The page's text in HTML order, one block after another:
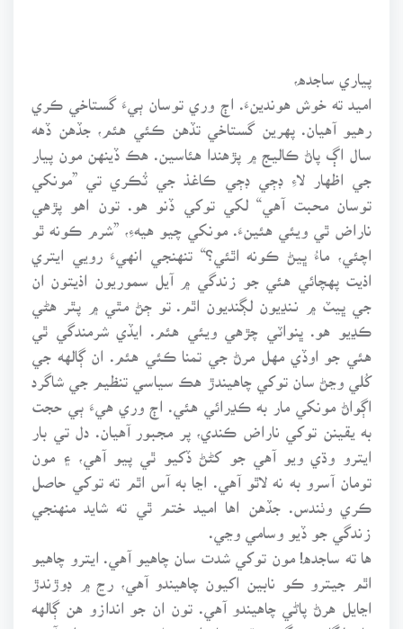
پياري ساجده،
اميد ته خوش هوندينءَ. اڄ وري توسان ٻيءَ گستاخي ڪري
رهيو آهيان. پهرين گستاخي تڏهن ڪئي هئم، جڏهن ڏهه
سال اڳ پاڻ ڪاليج ۾ پڙهندا هئاسين. هڪ ڏينهن مون پيار
جي اظهار لاءِ ڊڄي ڊڄي ڪاغذ جي ٽُڪري تي ”مونکي
توسان محبت آهي“ لکي توکي ڏنو هو. تون اهو پڙهي
ناراض ٿي ويئي هئينءَ. مونکي چيو هيهءِ، ”شرم ڪونه ٿو
اچئي، ماءُ ڀيڻ ڪونه اٿئي؟“ تنهنجي انهيءَ رويي ايتري
اذيت پهچائي هئي جو زندگي ۾ آيل سموريون اذيتون ان
جي ڀيٽ ۾ نـنڍيون لڳنديون اٿم. تو ڄڻ مٿي ۾ پٿر هڻي
ڪڍيو هو. ڀنواٽي چڙهي ويئي هئم. ايڏي شرمندگي ٿي
هئي جو اوڏي مهل مرڻ جي تمنا ڪئي هئم. ان ڳالهه جي
کُلي وڃڻ سان توکي چاهيندڙ هڪ سياسي تنظيم جي شاگرد
اڳواڻ مونکي مار به ڪڍرائي هئي. اڄ وري هيءَ ٻي حجت
به يقينن توکي ناراض ڪندي، پر مجبور آهيان. دل تي بار
ايترو وڌي ويو آهي جو کڻڻ ڏکيو ٿي پيو آهي، ۽ مون
تومان آسرو به نه لاٿو آهي. اڃا به آس اٿم ته توکي حاصل
ڪري وٺندس. جڏهن اها اميد ختم ٿي ته شايد منهنجي
زندگي جو ڏيو وسامي وڃي.
ها ته ساجده! مون توکي شدت سان چاهيو آهي. ايترو چاهيو
اٿم جيترو ڪو نابين اکيون چاهيندو آهي، رڃ ۾ ڊوڙندڙ
اڃايل هرڻ پاڻي چاهيندو آهي. تون ان جو اندازو هن ڳالهه
مان لڳائي سگهين ٿي، هاءِ اسڪول ۾ پڙهڻ دوران آئون